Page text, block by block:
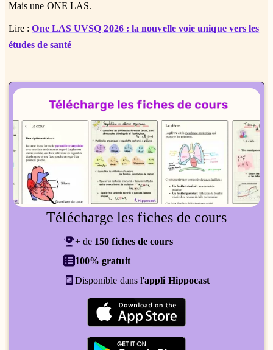
Mais une ONE LAS.
Lire :One LAS UVSQ 2026 : la nouvelle voie unique vers les
études de santé
Télécharge les fiches de cours
+ de 150 fiches de cours
100% gratuit
Disponible dans l'appli Hippocast